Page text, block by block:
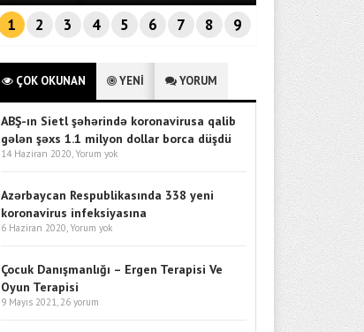
DIJITALLEŞME EBELIK
1 2 3 4 5 6 7 8 9
ÇOK OKUNAN YENİ YORUM
ABŞ-ın Sietl şəhərində koronavirusa qalib
gələn şəxs 1.1 milyon dollar borca düşdü
14 Haziran 2020, Yorum yok
Azərbaycan Respublikasında 338 yeni
koronavirus infeksiyasına
6 Haziran 2020, Yorum yok
Çocuk Danışmanlığı – Ergen Terapisi Ve
Oyun Terapisi
9 Mayıs 2021, 26 yorum